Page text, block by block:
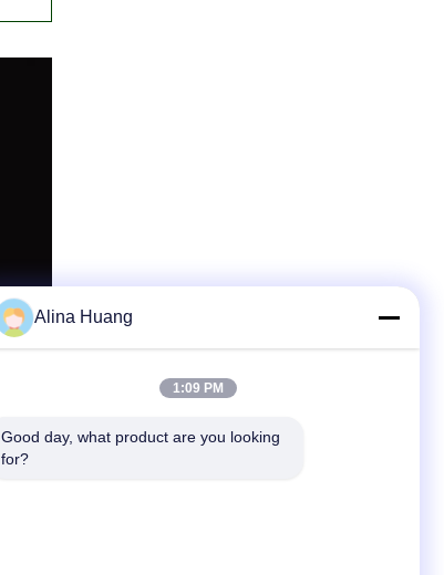
Alina Huang
1:09 PM
Good day, what product are you looking
for?